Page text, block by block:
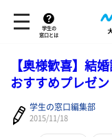
学生の
窓口とは
【奥様歓喜】結
おすすめプレゼ
学生の窓口編集部
2015/11/18